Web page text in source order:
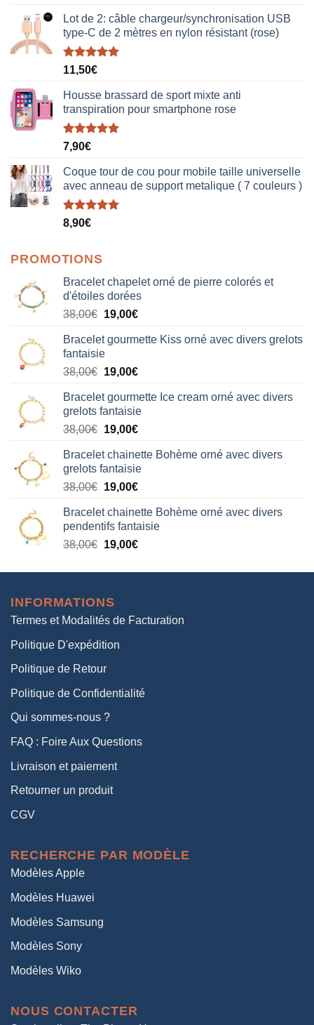
Lot de 2: câble chargeur/synchronisation USB
type-C de 2 mètres en nylon résistant (rose)
Note5.00
11,50€
Housse brassard de sport mixte anti
transpiration pour smartphone rose
Note5.00
7,90€
Coque tour de cou pour mobile taille universelle
avec anneau de support metalique ( 7 couleurs )
Note5.00
8,90€
PROMOTIONS
Bracelet chapelet orné de pierre colorés et
d'étoiles dorées
38,00€ Le
initial
était :
38,00€.
19,00€Le
actuel
19,00€.
Bracelet gourmette Kiss orné avec divers grelots
fantaisie
38,00€ Le
initial
était :
38,00€.
19,00€Le
actuel
est :
19,00€.
Bracelet gourmette Ice cream orné avec divers
grelots fantaisie
38,00€ Le
initial
était :
38,00€.
19,00€Le
actuel
est :
19,00€.
Bracelet chainette Bohème orné avec divers
grelots fantaisie
38,00€ Le
initial
était :
38,00€.
19,00€Le
actuel
est :
19,00€.
Bracelet chainette Bohème orné avec divers
pendentifs fantaisie
38,00€ Le
initial
38,00€.
19,00€Le
actuel
INFORMATIONS
Termes et Modalités de Facturation
Politique D'expédition
Politique de Retour
Politique de Confidentialité
Qui sommes-nous ?
FAQ : Foire Aux Questions
Livraison et paiement
Retourner un produit
CGV
RECHERCHE PAR MODÈLE
Modèles Apple
Modèles Huawei
Modèles Samsung
Modèles Sony
Modèles Wiko
NOUS CONTACTER